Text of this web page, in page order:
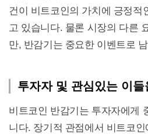
건이 비트코인의 가치에 긍정적
고 있습니다. 물론 시장의 다른
만, 반감기는 중요한 이벤트로
투자자 및 관심있는 이들
비트코인 반감기는 투자자에게
니다. 장기적 관점에서 비트코